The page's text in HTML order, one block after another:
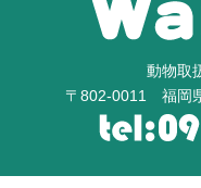
動物取
〒802-0011 福岡